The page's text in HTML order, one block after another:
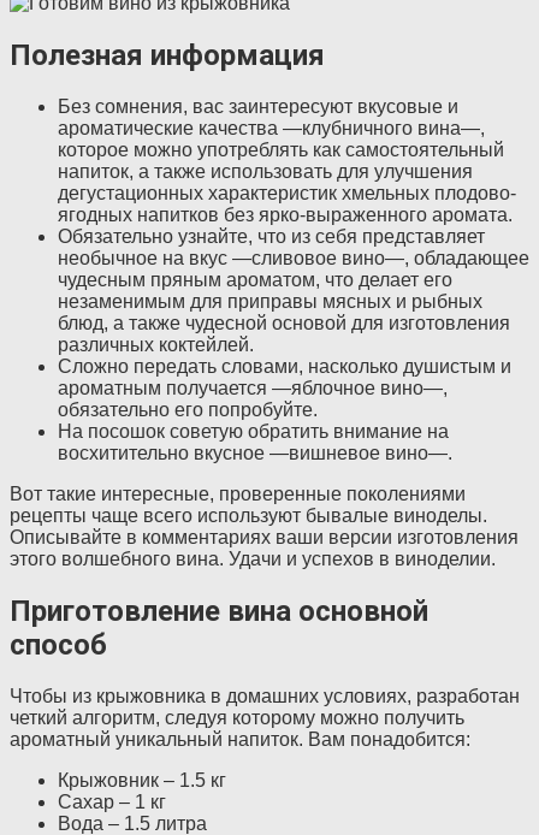
Полезная информация
Без сомнения, вас заинтересуют вкусовые и
ароматические качества —клубничного вина—,
которое можно употреблять как самостоятельный
напиток, а также использовать для улучшения
дегустационных характеристик хмельных плодово-
ягодных напитков без ярко-выраженного аромата.
Обязательно узнайте, что из себя представляет
необычное на вкус —сливовое вино—, обладающее
чудесным пряным ароматом, что делает его
незаменимым для приправы мясных и рыбных
блюд, а также чудесной основой для изготовления
различных коктейлей.
Сложно передать словами, насколько душистым и
ароматным получается —яблочное вино—,
обязательно его попробуйте.
На посошок советую обратить внимание на
восхитительно вкусное —вишневое вино—.
Вот такие интересные, проверенные поколениями
рецепты чаще всего используют бывалые виноделы.
Описывайте в комментариях ваши версии изготовления
этого волшебного вина. Удачи и успехов в виноделии.
Приготовление вина основной
способ
Чтобы из крыжовника в домашних условиях, разработан
четкий алгоритм, следуя которому можно получить
ароматный уникальный напиток. Вам понадобится:
Крыжовник – 1.5 кг
Сахар – 1 кг
Вода – 1.5 литра